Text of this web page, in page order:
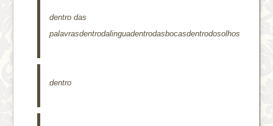
dentro das
palavrasdentrodalinguadentrodasbocasdentrodosolhos
dentro